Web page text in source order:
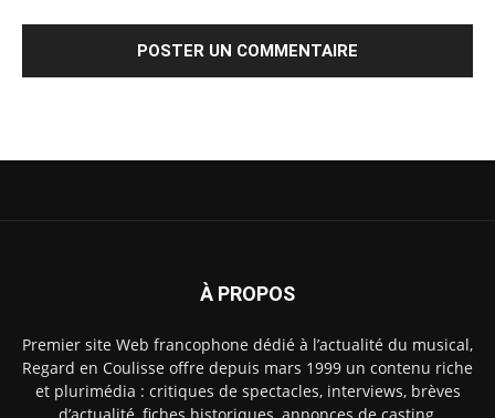
À PROPOS
Premier site Web francophone dédié à l’actualité du musical,
Regard en Coulisse offre depuis mars 1999 un contenu riche
et plurimédia : critiques de spectacles, interviews, brèves